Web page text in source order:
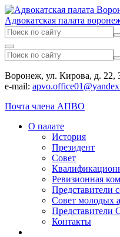
Адвокатская палата
Воронеж, ул. Кирова, д. 22,
e-mail:
Почта члена АПВО
О палате
История
Президент
Совет
Ревизионная
Представители
Совет молодых
Представители
Контакты